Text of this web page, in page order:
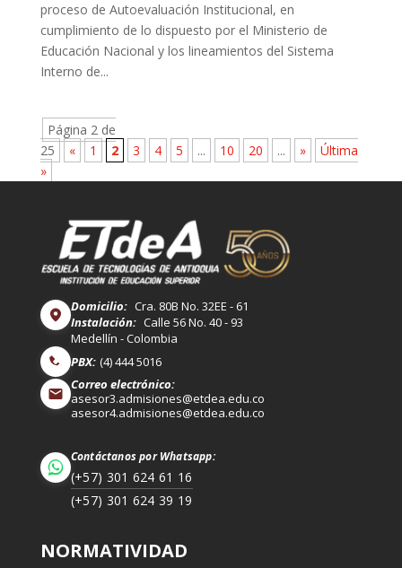
proceso de Autoevaluación Institucional, en
cumplimiento de lo dispuesto por el Ministerio de
Educación Nacional y los lineamientos del Sistema
Interno de...
Página 2 de
25
« 1 2 3 4 5 ... 10 20 ... »
Última
»
Domicilio: Cra. 80B No. 32EE - 61
Instalación: Calle 56 No. 40 - 93
Medellín - Colombia
PBX: (4) 444 5016
Correo electrónico:
asesor3.admisiones@etdea.edu.co
asesor4.admisiones@etdea.edu.co
Contáctanos por Whatsapp:
(+57) 301 624 61 16
(+57) 301 624 39 19
NORMATIVIDAD